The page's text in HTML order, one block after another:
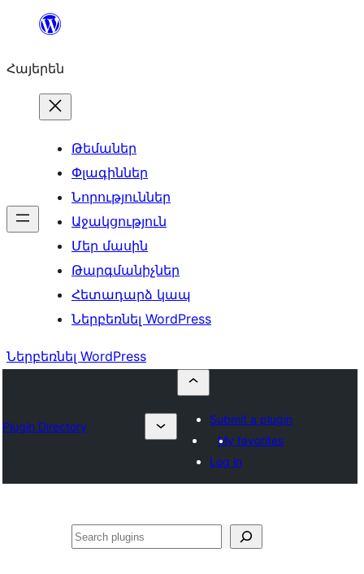
Անցնել
Հայերեն
Թեմաներ
Փլագիններ
Նորություններ
Աջակցություն
Մեր մասին
Թարգմանիչներ
Հետադարձ կապ
Ներբեռնել WordPress
Ներբեռնել WordPress
Plugin Directory
Submit a plugin
My favorites
Log in
Որոնել